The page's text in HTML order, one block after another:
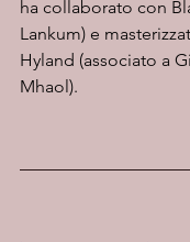
ha collaborato con
Lankum) e
Hyland (associato a
Mhaol).